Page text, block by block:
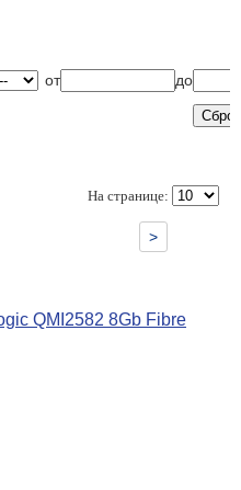
от
до
>
На странице:
QMI2582 8Gb Fibre